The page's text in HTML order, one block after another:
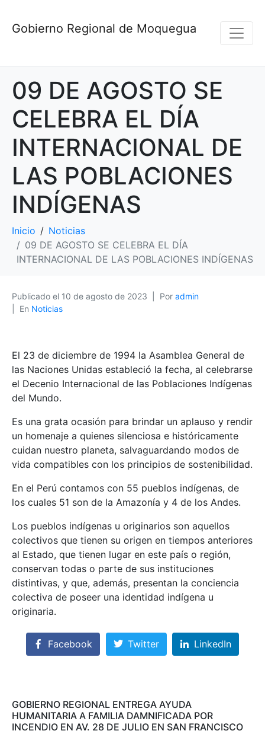
Gobierno Regional de Moquegua
09 DE AGOSTO SE
CELEBRA EL DÍA
INTERNACIONAL DE
LAS POBLACIONES
INDÍGENAS
Inicio
Noticias
09 DE AGOSTO SE CELEBRA EL DÍA
INTERNACIONAL DE LAS POBLACIONES INDÍGENAS
Publicado el 10 de agosto de 2023 Por admin
En Noticias
El 23 de diciembre de 1994 la Asamblea General de
las Naciones Unidas estableció la fecha, al celebrarse
el Decenio Internacional de las Poblaciones Indígenas
del Mundo.
Es una grata ocasión para brindar un aplauso y rendir
un homenaje a quienes silenciosa e históricamente
cuidan nuestro planeta, salvaguardando modos de
vida compatibles con los principios de sostenibilidad.
En el Perú contamos con 55 pueblos indígenas, de
los cuales 51 son de la Amazonía y 4 de los Andes.
Los pueblos indígenas u originarios son aquellos
colectivos que tienen su origen en tiempos anteriores
al Estado, que tienen lugar en este país o región,
conservan todas o parte de sus instituciones
distintivas, y que, además, presentan la conciencia
colectiva de poseer una identidad indígena u
originaria.
Facebook Twitter LinkedIn
GOBIERNO REGIONAL ENTREGA AYUDA
HUMANITARIA A FAMILIA DAMNIFICADA POR
INCENDIO EN AV. 28 DE JULIO EN SAN FRANCISCO